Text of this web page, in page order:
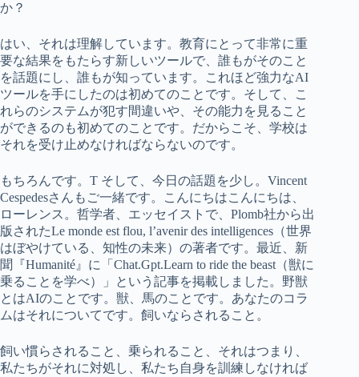
か？
はい、それは理解しています。教育にとって非常に重
要な結果をもたらす新しいツールで、誰もがそのこと
を話題にし、誰もが知っています。これほど強力なAI
ツールを手にしたのは初めてのことです。そして、こ
れらのシステムが犯す間違いや、その能力を見ること
ができるのも初めてのことです。だからこそ、学校は
それを受け止めなければならないのです。
もちろんです。T そして、今日の話題を少し。Vincent
Cespedesさんもご一緒です。こんにちはこんにちは、
ローレンス。哲学者、エッセイストで、Plomb社から出
版されたLe monde est flou, l’avenir des intelligences（世界
はぼやけている、知性の未来）の著者です。最近、新
聞『Humanité』に「Chat.Gpt.Learn to ride the beast（獣に
乗ることを学べ）」という記事を掲載しました。野獣
とはAIのことです。獣、馬のことです。あなたのコラ
ムはそれについてです。飼いならされること。
飼い慣らされること、乗られること、それはつまり、
私たちがそれに対処し、私たち自身を訓練しなければ